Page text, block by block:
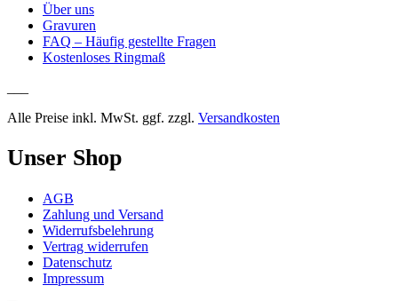
Über uns
Gravuren
FAQ – Häufig gestellte Fragen
Kostenloses Ringmaß
Alle Preise inkl. MwSt. ggf. zzgl. Versandkosten
Unser Shop
AGB
Zahlung und Versand
Widerrufsbelehrung
Vertrag widerrufen
Datenschutz
Impressum